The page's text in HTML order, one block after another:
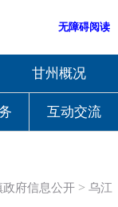
无障碍阅读
甘州概况
互动交流
政府信息公开 >乌江